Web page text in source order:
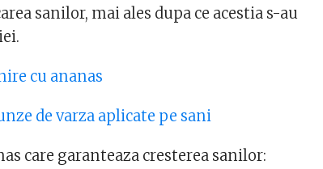
sanilor, mai ales dupa ce acestia s-au
cu ananas
de varza aplicate pe sani
care garanteaza cresterea sanilor: